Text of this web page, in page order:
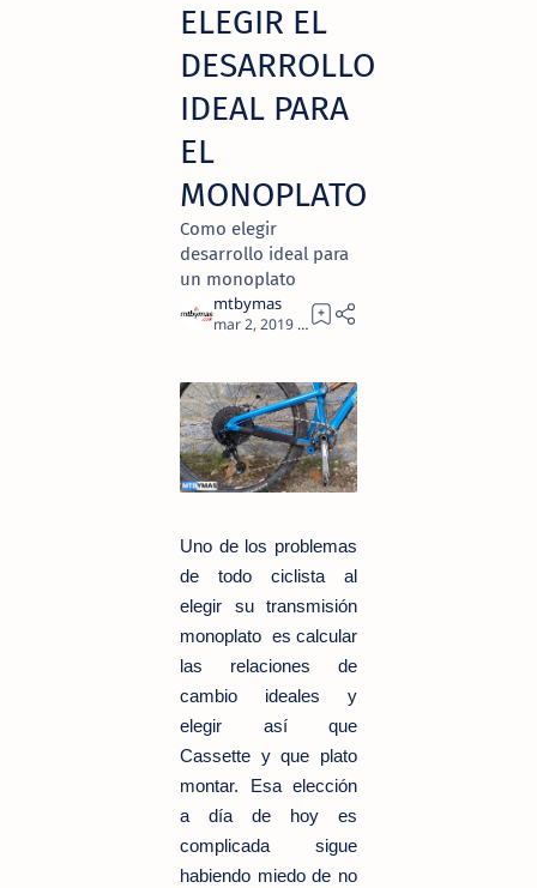
ELEGIR EL
DESARROLLO
IDEAL PARA
EL
MONOPLATO
Como elegir
desarrollo ideal para
un monoplato
6
Uno de los problemas
de todo ciclista al
elegir su transmisión
monoplato es calcular
las relaciones de
cambio ideales y
elegir así que
Cassette y que plato
montar. Esa elección
a día de hoy es
complicada sigue
habiendo miedo de no